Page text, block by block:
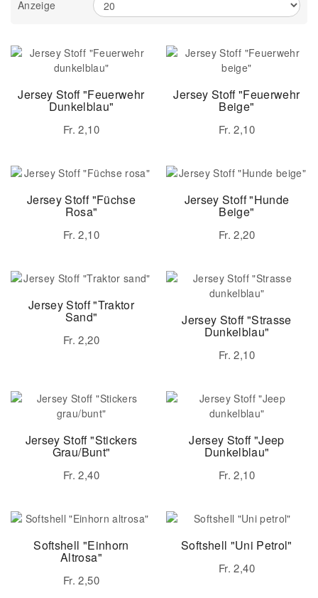
Anzeige
Jersey Stoff "Feuerwehr
Dunkelblau"
Fr. 2,10
Jersey Stoff "Feuerwehr
Beige"
Fr. 2,10
Jersey Stoff "Füchse
Rosa"
Fr. 2,10
Jersey Stoff "Hunde
Beige"
Fr. 2,20
Jersey Stoff "Traktor
Sand"
Fr. 2,20
Jersey Stoff "Strasse
Dunkelblau"
Fr. 2,10
Jersey Stoff "Stickers
Grau/bunt"
Fr. 2,40
Jersey Stoff "Jeep
Dunkelblau"
Fr. 2,10
Softshell "Einhorn
Altrosa"
Fr. 2,50
Softshell "Uni Petrol"
Fr. 2,40